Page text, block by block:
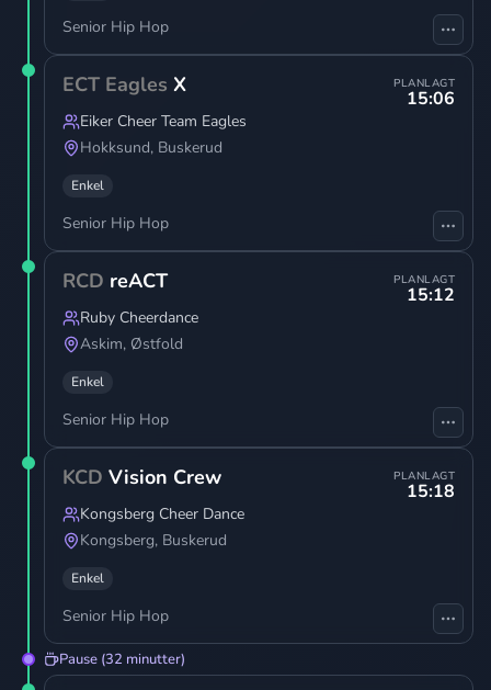
Senior Hip Hop
PLANLAGT
15:06
ECT Eagles X
Eiker Cheer Team Eagles
Hokksund, Buskerud
Enkel
Senior Hip Hop
PLANLAGT
15:12
RCD reACT
Ruby Cheerdance
Askim, Østfold
Enkel
Senior Hip Hop
PLANLAGT
15:18
KCD Vision Crew
Kongsberg Cheer Dance
Kongsberg, Buskerud
Enkel
Senior Hip Hop
Pause (32 minutter)